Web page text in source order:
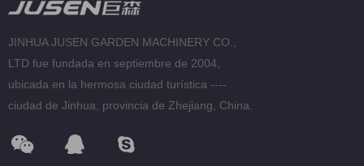
esGasoline Chainsaw
esSpare Parts
esGasoline Spray Engine
JINHUA JUSEN GARDEN MACHINERY CO.,
LTD fue fundada en septiembre de 2004,
ubicada en la hermosa ciudad turística ----
ciudad de Jinhua, provincia de Zhejiang, China.